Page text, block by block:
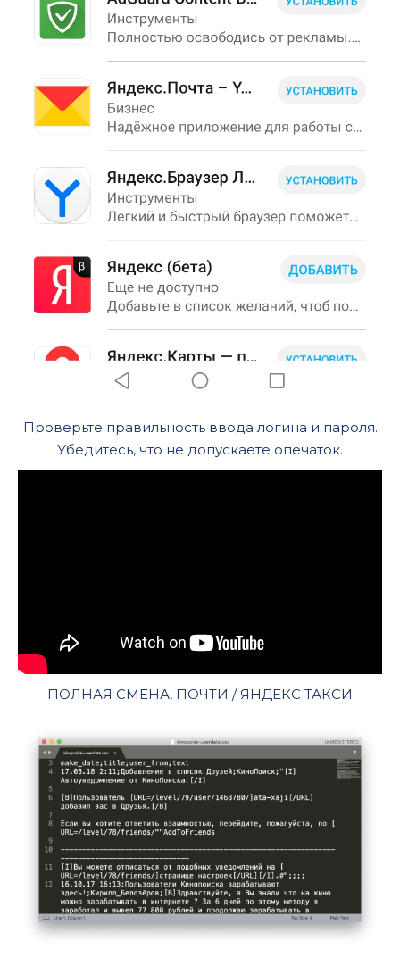
Проверьте правильность ввода логина и пароля.
Убедитесь, что не допускаете опечаток.
ПОЛНАЯ СМЕНА, ПОЧТИ / ЯНДЕКС ТАКСИ